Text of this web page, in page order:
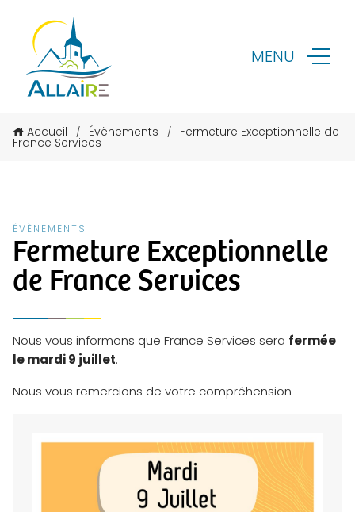
MENU
Accueil / Évènements / Fermeture Exceptionnelle de
France Services
ÉVÈNEMENTS
Fermeture Exceptionnelle
de France Services
Nous vous informons que France Services sera fermée
le mardi 9 juillet.
Nous vous remercions de votre compréhension